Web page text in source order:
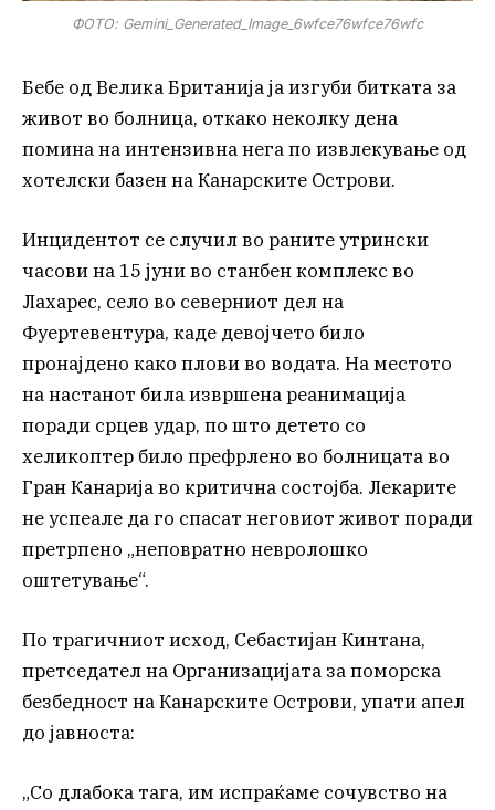
ФОТО: Gemini_Generated_Image_6wfce76wfce76wfc
Бебе од Велика Британија ја изгуби битката за
живот во болница, откако неколку дена
помина на интензивна нега по извлекување од
хотелски базен на Канарските Острови.
Инцидентот се случил во раните утрински
часови на 15 јуни во станбен комплекс во
Лахарес, село во северниот дел на
Фуертевентура, каде девојчето било
пронајдено како плови во водата. На местото
на настанот била извршена реанимација
поради срцев удар, по што детето со
хеликоптер било префрлено во болницата во
Гран Канарија во критична состојба. Лекарите
не успеале да го спасат неговиот живот поради
претрпено „неповратно невролошко
оштетување“.
По трагичниот исход, Себастијан Кинтана,
претседател на Организацијата за поморска
безбедност на Канарските Острови, упати апел
до јавноста:
„Со длабока тага, им испраќаме сочувство на